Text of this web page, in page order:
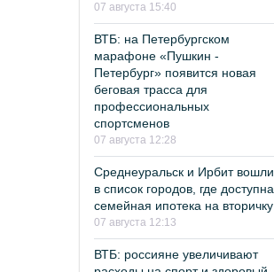
07 августа 15:40
ВТБ: на Петербургском
марафоне «Пушкин -
Петербург» появится новая
беговая трасса для
профессиональных
спортсменов
07 августа 12:28
Среднеуральск и Ирбит вошли
в список городов, где доступна
семейная ипотека на вторичку
07 августа 12:13
ВТБ: россияне увеличивают